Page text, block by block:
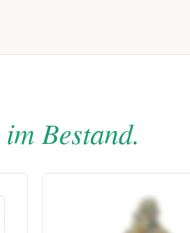
im Bestand.